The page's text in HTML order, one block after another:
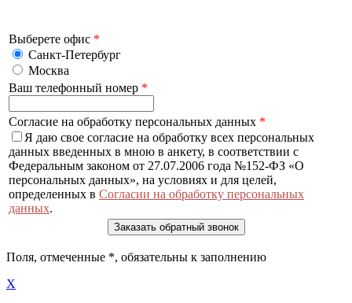
Выберете офис *
Санкт-Петербург
Москва
Ваш телефонный номер *
Согласие на обработку персональных данных *
Я даю свое согласие на обработку всех персональных
данных введенных в мною в анкету, в соответствии с
Федеральным законом от 27.07.2006 года №152-ФЗ «О
персональных данных», на условиях и для целей,
определенных в Согласии на обработку персональных
данных.
Поля, отмеченные *, обязательны к заполнению
X